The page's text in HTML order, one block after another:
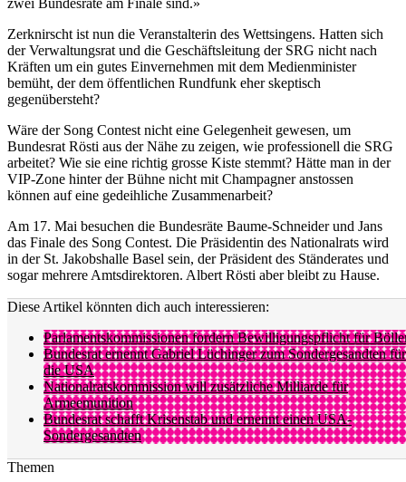
zwei Bundesräte am Finale sind.»
Zerknirscht ist nun die Veranstalterin des Wettsingens. Hatten sich
der Verwaltungsrat und die Geschäftsleitung der SRG nicht nach
Kräften um ein gutes Einvernehmen mit dem Medienminister
bemüht, der dem öffentlichen Rundfunk eher skeptisch
gegenübersteht?
Wäre der Song Contest nicht eine Gelegenheit gewesen, um
Bundesrat Rösti aus der Nähe zu zeigen, wie professionell die SRG
arbeitet? Wie sie eine richtig grosse Kiste stemmt? Hätte man in der
VIP-Zone hinter der Bühne nicht mit Champagner anstossen
können auf eine gedeihliche Zusammenarbeit?
Am 17. Mai besuchen die Bundesräte Baume-Schneider und Jans
das Finale des Song Contest. Die Präsidentin des Nationalrats wird
in der St. Jakobshalle Basel sein, der Präsident des Ständerates und
sogar mehrere Amtsdirektoren. Albert Rösti aber bleibt zu Hause.
Diese Artikel könnten dich auch interessieren:
Parlamentskommissionen fordern Bewilligungspflicht für
Bundesrat ernennt Gabriel Lüchinger zum Sondergesandten für
die USA
Nationalratskommission will zusätzliche Milliarde für
Armeemunition
Bundesrat schafft Krisenstab und ernennt einen USA-
Sondergesandten
Themen